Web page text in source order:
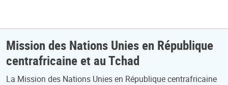
Mission des Nations Unies en République
centrafricaine et au Tchad
La Mission des Nations Unies en République centrafricaine